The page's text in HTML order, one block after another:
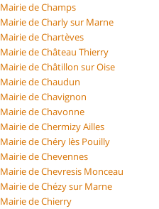
Mairie de Champs
Mairie de Charly sur Marne
Mairie de Chartèves
Mairie de Château Thierry
Mairie de Châtillon sur Oise
Mairie de Chaudun
Mairie de Chavignon
Mairie de Chavonne
Mairie de Chermizy Ailles
Mairie de Chéry lès Pouilly
Mairie de Chevennes
Mairie de Chevresis Monceau
Mairie de Chézy sur Marne
Mairie de Chierry